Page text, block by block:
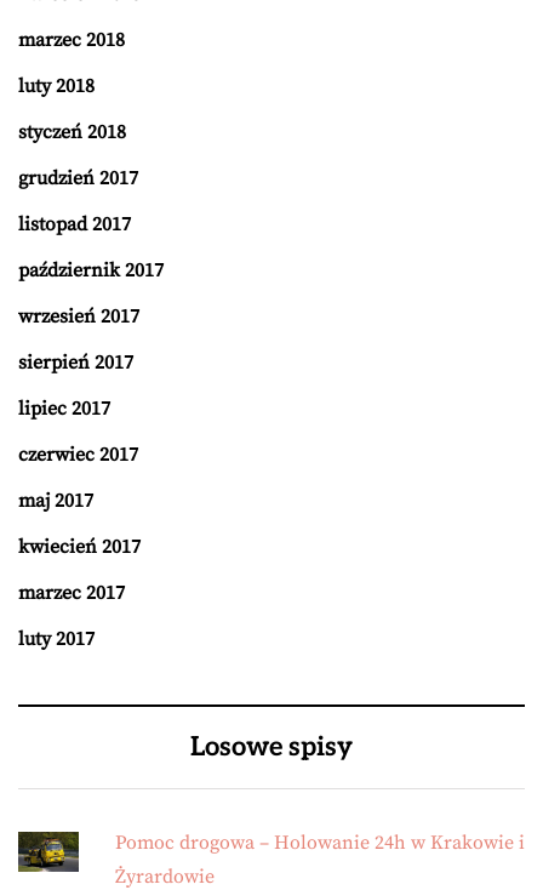
marzec 2018
luty 2018
styczeń 2018
grudzień 2017
listopad 2017
październik 2017
wrzesień 2017
sierpień 2017
lipiec 2017
czerwiec 2017
maj 2017
kwiecień 2017
marzec 2017
luty 2017
Losowe spisy
Pomoc drogowa – Holowanie 24h w Krakowie i
Żyrardowie